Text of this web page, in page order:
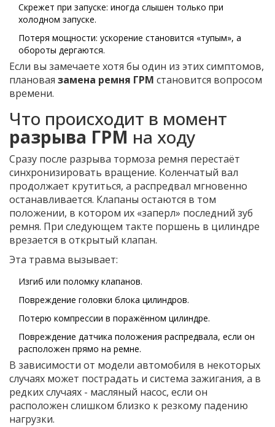
Скрежет при запуске: иногда слышен только при
холодном запуске.
Потеря мощности: ускорение становится «тупым», а
обороты дергаются.
Если вы замечаете хотя бы один из этих симптомов,
плановая замена ремня ГРМ становится вопросом
времени.
Что происходит в момент
разрыва ГРМ на ходу
Сразу после разрыва тормоза ремня перестаёт
синхронизировать вращение. Коленчатый вал
продолжает крутиться, а распредвал мгновенно
останавливается. Клапаны остаются в том
положении, в котором их «заперл» последний зуб
ремня. При следующем такте поршень в цилиндре
врезается в открытый клапан.
Эта травма вызывает:
Изгиб или поломку клапанов.
Повреждение головки блока цилиндров.
Потерю компрессии в поражённом цилиндре.
Повреждение датчика положения распредвала, если он
расположен прямо на ремне.
В зависимости от модели автомобиля в некоторых
случаях может пострадать и система зажигания, а в
редких случаях - масляный насос, если он
расположен слишком близко к резкому падению
нагрузки.